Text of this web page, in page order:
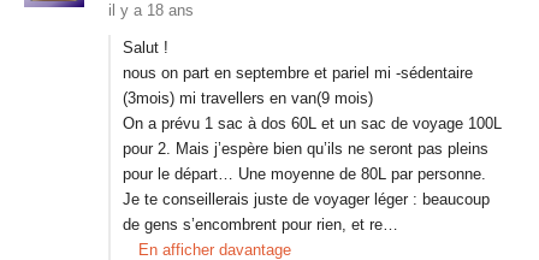
il y a 18 ans
Salut !
nous on part en septembre et pariel mi -sédentaire
(3mois) mi travellers en van(9 mois)
On a prévu 1 sac à dos 60L et un sac de voyage 100L
pour 2. Mais j’espère bien qu’ils ne seront pas pleins
pour le départ… Une moyenne de 80L par personne.
Je te conseillerais juste de voyager léger : beaucoup
de gens s’encombrent pour rien, et re…
En afficher davantage